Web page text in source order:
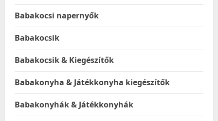
Babakocsi napernyők
Babakocsik
Babakocsik & Kiegészítők
Babakonyha & Játékkonyha kiegészítők
Babakonyhák & Játékkonyhák